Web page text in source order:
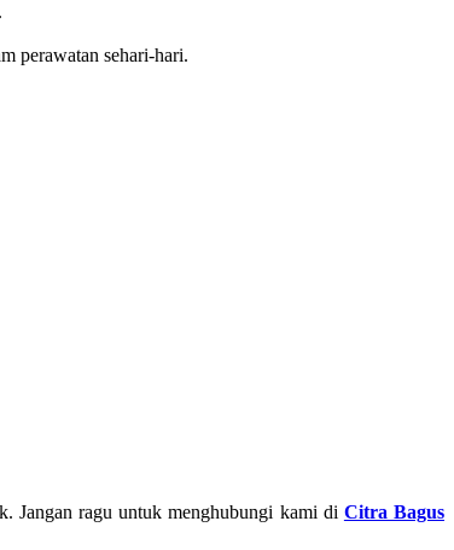
perawatan sehari-hari.
Jangan ragu untuk menghubungi kami di Citra Bagus